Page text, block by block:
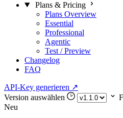
Plans & Pricing
Plans Overview
Essential
Professional
Agentic
Test / Preview
Changelog
FAQ
API-Key generieren ↗
Version auswählen
Neu